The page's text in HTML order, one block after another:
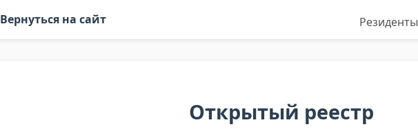
Вернуться на сайт Резиденты
Открытый реестр